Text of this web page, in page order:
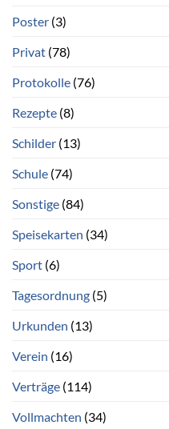
Poster (3)
Privat (78)
Protokolle (76)
Rezepte (8)
Schilder (13)
Schule (74)
Sonstige (84)
Speisekarten (34)
Sport (6)
Tagesordnung (5)
Urkunden (13)
Verein (16)
Verträge (114)
Vollmachten (34)